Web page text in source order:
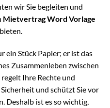
wir Sie begleiten und
Mietvertrag Word Vorlage
ein Stück Papier; er ist das
Zusammenleben zwischen
Ihre Rechte und
und schützt Sie vor
Deshalb ist es so wichtig,